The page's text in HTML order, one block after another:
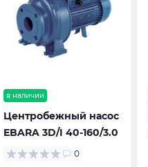
в наличии
Центробежный насос
EBARA 3D/I 40-160/3.0
0